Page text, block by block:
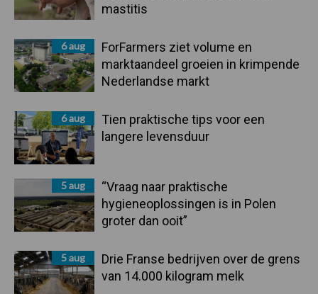
mastitis
6 aug
ForFarmers ziet volume en
marktaandeel groeien in krimpende
Nederlandse markt
6 aug
Tien praktische tips voor een
langere levensduur
5 aug
“Vraag naar praktische
hygieneoplossingen is in Polen
groter dan ooit”
5 aug
Drie Franse bedrijven over de grens
van 14.000 kilogram melk